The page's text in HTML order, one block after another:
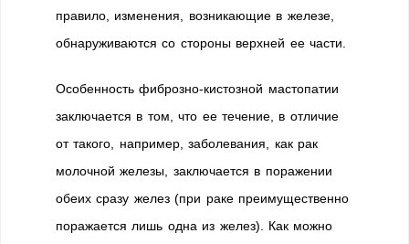
правило, изменения, возникающие в железе,
обнаруживаются со стороны верхней ее части.
Особенность фиброзно-кистозной мастопатии
заключается в том, что ее течение, в отличие
от такого, например, заболевания, как рак
молочной железы, заключается в поражении
обеих сразу желез (при раке преимущественно
поражается лишь одна из желез). Как можно